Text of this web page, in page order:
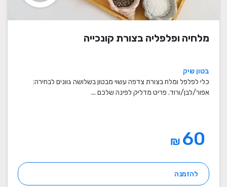
מלחיה ופלפליה בצורת קונכייה
בטון שיק
כלי לפלפל ומלח בצורת צדפה עשוי מבטון בשלושה גוונים לבחירה:
אפור/לבן/ורוד. פריט מדליק לפינה שלכם ...
₪
להזמנה